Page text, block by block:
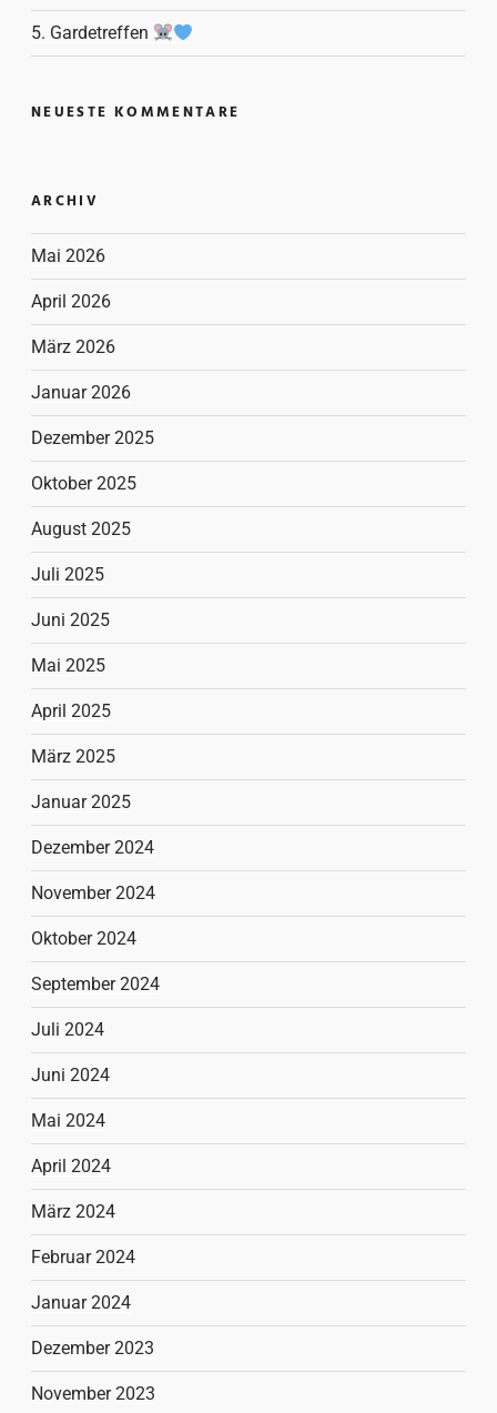
5. Gardetreffen
NEUESTE KOMMENTARE
ARCHIV
Mai 2026
April 2026
März 2026
Januar 2026
Dezember 2025
Oktober 2025
August 2025
Juli 2025
Juni 2025
Mai 2025
April 2025
März 2025
Januar 2025
Dezember 2024
November 2024
Oktober 2024
September 2024
Juli 2024
Juni 2024
Mai 2024
April 2024
März 2024
Februar 2024
Januar 2024
Dezember 2023
November 2023